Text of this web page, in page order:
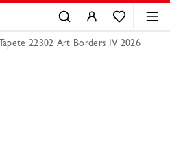
Tapete 22302 Art Borders IV 2026